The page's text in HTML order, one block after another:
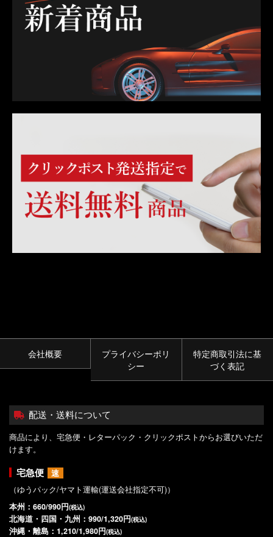
会社概要
プライバシーポリ
シー
特定商取引法に基
づく表記
配送・送料について
商品により、宅急便・レターパック・クリックポストからお選びいただ
けます。
宅急便
速
（ゆうパック/ヤマト運輸(運送会社指定不可)）
本州：660/990円(税込)
北海道・四国・九州：990/1,320円(税込)
沖縄・離島：1,210/1,980円(税込)